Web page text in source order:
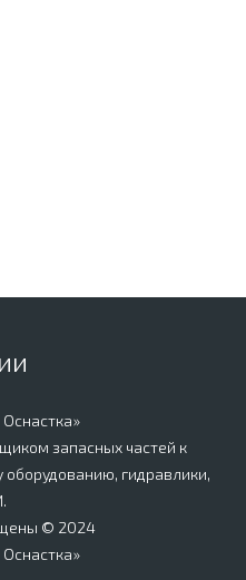
запасных частей к
гидравлики,
© 2024